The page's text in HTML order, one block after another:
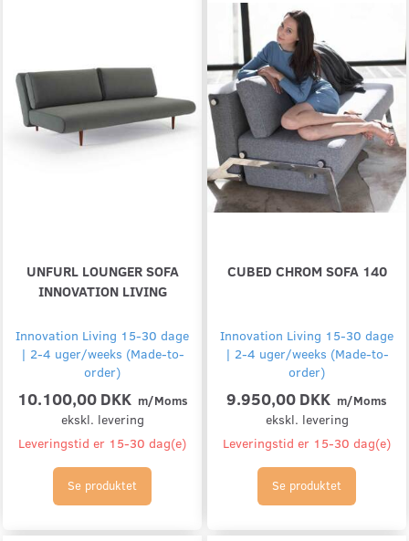
UNFURL LOUNGER SOFA
INNOVATION LIVING
Innovation Living 15-30 dage
| 2-4 uger/weeks (Made-to-
order)
10.100,00 DKK m/Moms
ekskl. levering
Leveringstid er 15-30 dag(e)
Se produktet
CUBED CHROM SOFA 140
Innovation Living 15-30 dage
| 2-4 uger/weeks (Made-to-
order)
9.950,00 DKK m/Moms
ekskl. levering
Leveringstid er 15-30 dag(e)
Se produktet